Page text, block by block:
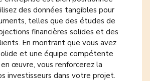
des données tangibles pour
telles que des études de
financières solides et des
En montrant que vous avez
et une équipe compétente
œuvre, vous renforcerez la
investisseurs dans votre projet.